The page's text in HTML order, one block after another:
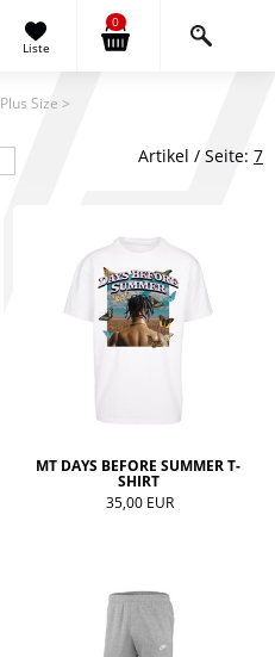
Liste
0
Plus Size >
Artikel / Seite: 7
MT DAYS BEFORE SUMMER T-
SHIRT
35,00 EUR